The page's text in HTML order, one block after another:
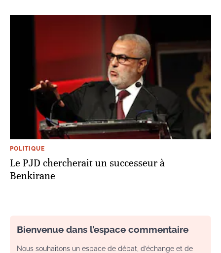
POLITIQUE
Le PJD chercherait un successeur à
Benkirane
Bienvenue dans l’espace commentaire
Nous souhaitons un espace de débat, d’échange et de